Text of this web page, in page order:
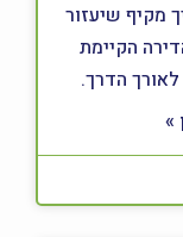
מקיף שיעזור
הקיימת
הדרך.
»